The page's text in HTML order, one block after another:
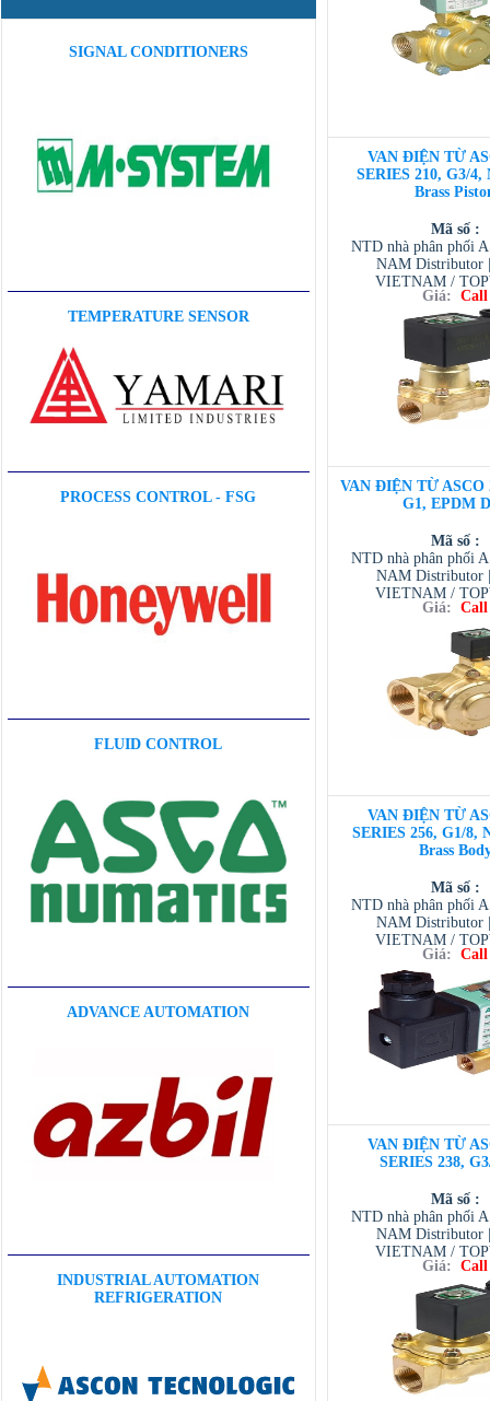
SIGNAL CONDITIONERS
TEMPERATURE SENSOR
PROCESS CONTROL - FSG
FLUID CONTROL
ADVANCE AUTOMATION
INDUSTRIAL AUTOMATION
REFRIGERATION
VAN ĐIỆN TỪ
SERIES 210, G3/4,
Brass
Mã số :
NTD nhà phân phối
NAM Distributor
VIETNAM /
VIETNAM /
/ TESCOM
Giá: Call
VAN ĐIỆN TỪ ASCO
G1, EPDM
Mã số :
NTD nhà phân phối
NAM Distributor
VIETNAM /
VIETNAM /
/ TESCOM
Giá: Call
VAN ĐIỆN TỪ
SERIES 256, G1/8,
Brass
Mã số :
NTD nhà phân phối
NAM Distributor
VIETNAM /
VIETNAM /
/ TESCOM
Giá: Call
VAN ĐIỆN TỪ
SERIES 238,
Mã số :
NTD nhà phân phối
NAM Distributor
VIETNAM /
VIETNAM /
/ TESCOM
Giá: Call